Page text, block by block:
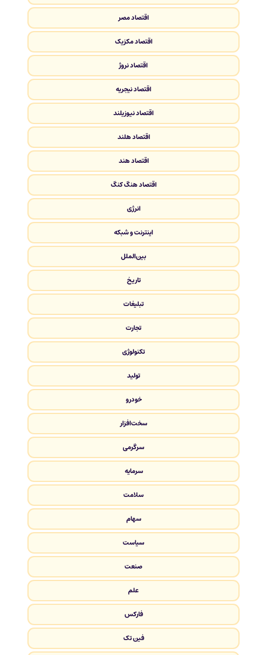
اقتصاد مصر
اقتصاد مکزیک
اقتصاد نروژ
اقتصاد نیجریه
اقتصاد نیوزیلند
اقتصاد هلند
اقتصاد هند
اقتصاد هنگ کنگ
انرژی
اینترنت و شبکه
بین‌الملل
تاریخ
تبلیغات
تجارت
تکنولوژی
تولید
خودرو
سخت‌افزار
سرگرمی
سرمایه
سلامت
سهام
سیاست
صنعت
علم
فارکس
فین تک